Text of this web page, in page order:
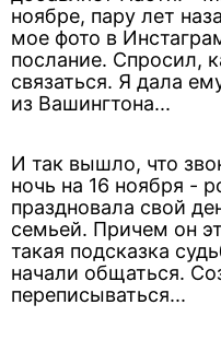
ноябре, пару лет
мое фото в
послание. Спросил,
связаться. Я дала
из Вашингтона...
И так вышло, что
ночь на 16 ноября -
праздновала свой
семьей. Причем он
такая подсказка
начали общаться.
переписываться...